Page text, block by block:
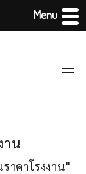
าคาโรงงาน"
าน
Menu